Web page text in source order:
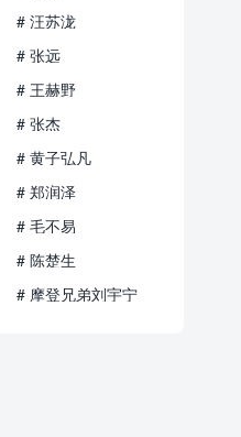
# 汪苏泷
# 张远
# 王赫野
# 张杰
# 黄子弘凡
# 郑润泽
# 毛不易
# 陈楚生
# 摩登兄弟刘宇宁